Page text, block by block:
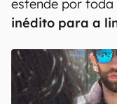
estende por
inédito para a